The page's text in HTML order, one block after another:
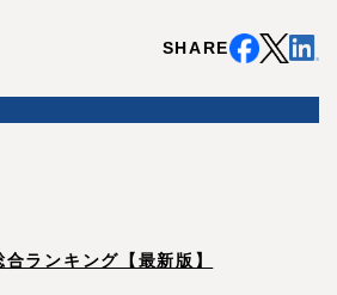
SHARE
ランキング【最新版】